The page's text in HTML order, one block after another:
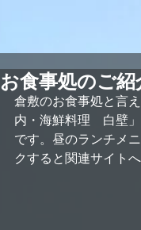
お食事処のご紹
倉敷のお食事処と言
内・海鮮料理　白壁
です。昼のランチメ
クすると関連サイトへ